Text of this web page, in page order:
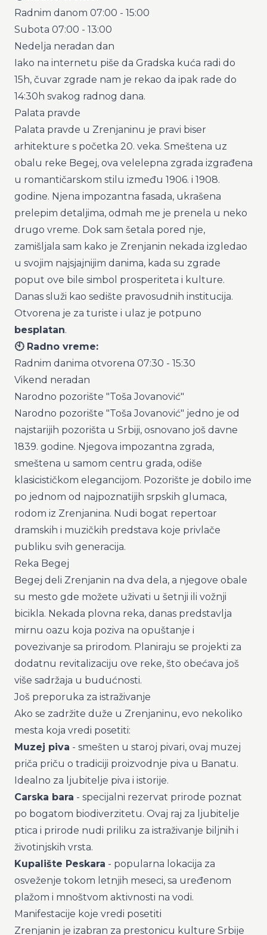
Radnim danom 07:00 - 15:00
Subota 07:00 - 13:00
Nedelja neradan dan
Iako na internetu piše da Gradska kuća radi do
15h, čuvar zgrade nam je rekao da ipak rade do
14:30h svakog radnog dana.
Palata pravde
Palata pravde u Zrenjaninu je pravi biser
arhitekture s početka 20. veka. Smeštena uz
obalu reke Begej, ova velelepna zgrada izgrađena
u romantičarskom stilu između 1906. i 1908.
godine. Njena impozantna fasada, ukrašena
prelepim detaljima, odmah me je prenela u neko
drugo vreme. Dok sam šetala pored nje,
zamišljala sam kako je Zrenjanin nekada izgledao
u svojim najsjajnijim danima, kada su zgrade
poput ove bile simbol prosperiteta i kulture.
Danas služi kao sedište pravosudnih institucija.
Otvorena je za turiste i ulaz je potpuno
besplatan.
🕙 Radno vreme:
Radnim danima otvorena 07:30 - 15:30
Vikend neradan
Narodno pozorište "Toša Jovanović"
Narodno pozorište "Toša Jovanović" jedno je od
najstarijih pozorišta u Srbiji, osnovano još davne
1839. godine. Njegova impozantna zgrada,
smeštena u samom centru grada, odiše
klasicističkom elegancijom. Pozorište je dobilo ime
po jednom od najpoznatijih srpskih glumaca,
rodom iz Zrenjanina. Nudi bogat repertoar
dramskih i muzičkih predstava koje privlače
publiku svih generacija.
Reka Begej
Begej deli Zrenjanin na dva dela, a njegove obale
su mesto gde možete uživati u šetnji ili vožnji
bicikla. Nekada plovna reka, danas predstavlja
mirnu oazu koja poziva na opuštanje i
povezivanje sa prirodom. Planiraju se projekti za
dodatnu revitalizaciju ove reke, što obećava još
više sadržaja u budućnosti.
Još preporuka za istraživanje
Ako se zadržite duže u Zrenjaninu, evo nekoliko
mesta koja vredi posetiti:
Muzej piva - smešten u staroj pivari, ovaj muzej
priča priču o tradiciji proizvodnje piva u Banatu.
Idealno za ljubitelje piva i istorije.
Carska bara - specijalni rezervat prirode poznat
po bogatom biodiverzitetu. Ovaj raj za ljubitelje
ptica i prirode nudi priliku za istraživanje biljnih i
životinjskih vrsta.
Kupalište Peskara - popularna lokacija za
osveženje tokom letnjih meseci, sa uređenom
plažom i mnoštvom aktivnosti na vodi.
Manifestacije koje vredi posetiti
Zrenjanin je izabran za prestonicu kulture Srbije